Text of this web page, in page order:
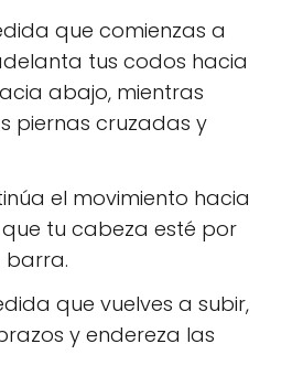
que comienzas a
tus codos hacia
abajo, mientras
piernas cruzadas y
el movimiento hacia
tu cabeza esté por
barra.
que vuelves a subir,
y endereza las